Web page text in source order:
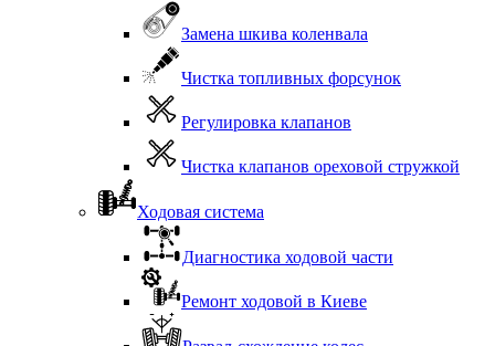
Замена шкива коленвала
Чистка топливных форсунок
Регулировка клапанов
Чистка клапанов ореховой стружкой
Ходовая система
Диагностика ходовой части
Ремонт ходовой в Киеве